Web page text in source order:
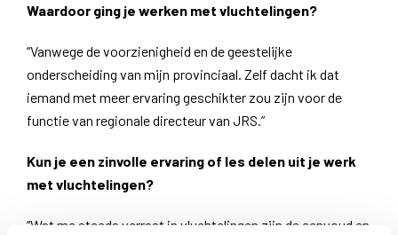
Waardoor ging je werken met vluchtelingen?
“Vanwege de voorzienigheid en de geestelijke
onderscheiding van mijn provinciaal. Zelf dacht ik dat
iemand met meer ervaring geschikter zou zijn voor de
functie van regionale directeur van JRS.”
Kun je een zinvolle ervaring of les delen uit je werk
met vluchtelingen?
“Wat me steeds verrast in vluchtelingen zijn de eenvoud en